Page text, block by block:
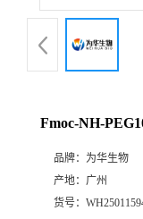
Fmoc-NH-
品牌： 为华生物
产地： 广州
货号：